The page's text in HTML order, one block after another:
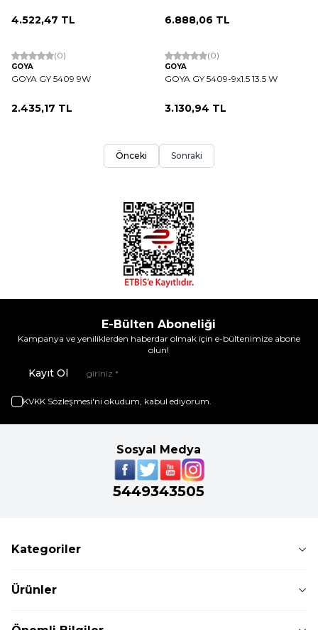
4.522,47 TL 6.888,06 TL
(0)
GOYA
GOYA GY 5409 9W
2.435,17 TL
(0)
GOYA
GOYA GY 5409-9x1.5 13.5 W
3.130,94 TL
Önceki Sonraki
E-Bülten Aboneliği
Kampanya ve yeniliklerden haberdar olmak için e-bültenimize abone
olun!
Kayıt Ol
KVKK Sözleşmesi'ni okudum, kabul ediyorum.
Sosyal Medya
5449343505
Kategoriler
Ürünler